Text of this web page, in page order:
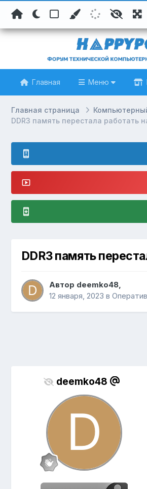
Главная Меню
Главная страница
DDR3 память перестала работать
DDR3 память
Автор deemko48,
12 января, 2023 в
deemko48